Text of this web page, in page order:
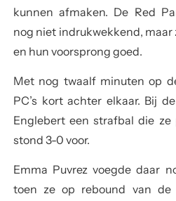
kunnen afmaken. De Red
nog niet indrukwekkend,
en hun voorsprong goed.
Met nog twaalf minuten op
PC’s kort achter elkaar. Bij
Englebert een strafbal die
stond 3-0 voor.
Emma Puvrez voegde daar
toen ze op rebound van de